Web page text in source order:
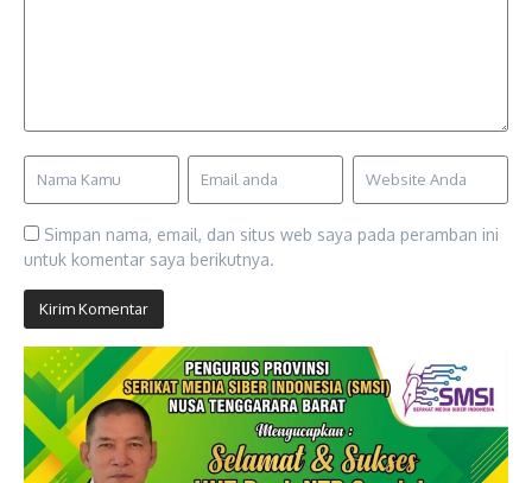
Simpan nama, email, dan situs web saya pada peramban ini
untuk komentar saya berikutnya.